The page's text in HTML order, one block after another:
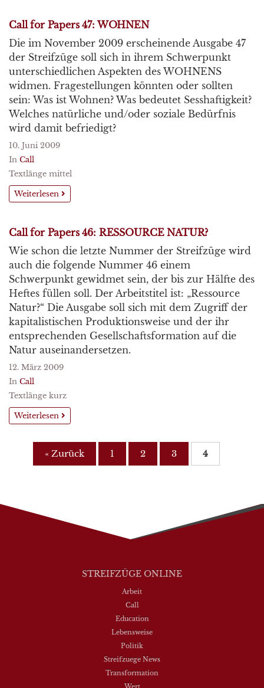
Call for Papers 47: WOHNEN
Die im November 2009 erscheinende Ausgabe 47
der Streifzüge soll sich in ihrem Schwerpunkt
unterschiedlichen Aspekten des WOHNENS
widmen. Fragestellungen könnten oder sollten
sein: Was ist Wohnen? Was bedeutet Sesshaftigkeit?
Welches natürliche und/oder soziale Bedürfnis
wird damit befriedigt?
10. Juni 2009
In Call
Textlänge mittel
Weiterlesen
Call for Papers 46: RESSOURCE NATUR?
Wie schon die letzte Nummer der Streifzüge wird
auch die folgende Nummer 46 einem
Schwerpunkt gewidmet sein, der bis zur Hälfte des
Heftes füllen soll. Der Arbeitstitel ist: „Ressource
Natur?“ Die Ausgabe soll sich mit dem Zugriff der
kapitalistischen Produktionsweise und der ihr
entsprechenden Gesellschaftsformation auf die
Natur auseinandersetzen.
12. März 2009
In Call
Textlänge kurz
Weiterlesen
« Zurück 1 2 3 4
STREIFZÜGE ONLINE
Arbeit
Call
Education
Lebensweise
Politik
Streifzuege News
Transformation
Wert